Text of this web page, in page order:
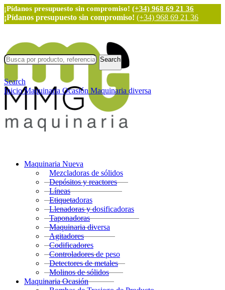
¡Pídanos presupuesto sin compromiso! (+34) 968 69 21 36
¡Pídanos presupuesto sin compromiso! (+34) 968 69 21 36
Maquinaria Nueva
Mezcladoras de sólidos
Depósitos y reactores
Líneas
Etiquetadoras
Llenadoras y dosificadoras
Taponadoras
Maquinaria diversa
Agitadores
Codificadores
Controladores de peso
Detectores de metales
Molinos de sólidos
Maquinaria Ocasión
Search
Search
InicioMaquinaria Ocasión Maquinaria diversa